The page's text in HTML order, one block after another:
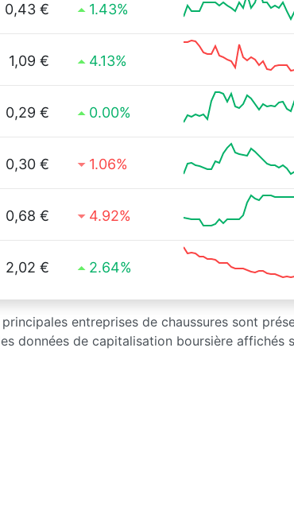
0,43 € 1.43%
1,09 € 4.13%
0,29 € 0.00%
0,30 € 1.06%
0,68 € 4.92%
2,02 € 2.64%
entreprises de chaussures sont
données de capitalisation boursière affichés